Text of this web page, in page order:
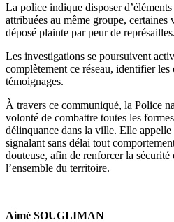
La police indique disposer d’éléments
attribuées au même groupe, certaines
déposé plainte par peur de représailles.
Les investigations se poursuivent
complètement ce réseau, identifier
témoignages.
À travers ce communiqué, la Police
volonté de combattre toutes les
délinquance dans la ville. Elle
signalant sans délai tout
douteuse, afin de renforcer la sécurité
l’ensemble du territoire.
Aimé SOUGLIMAN